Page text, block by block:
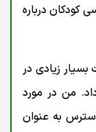
کودکان درباره
بسیار زیادی در
من در مورد
به عنوان